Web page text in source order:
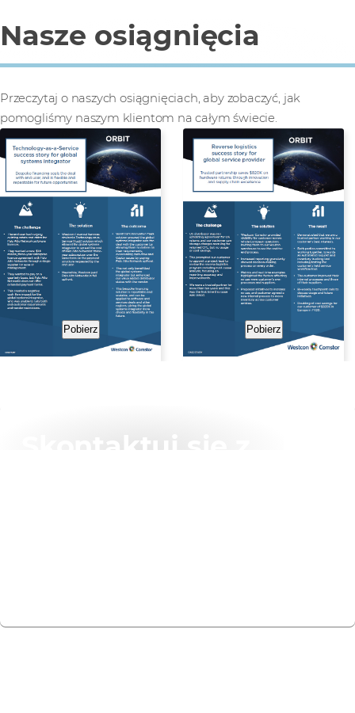
Nasze osiągnięcia
Przeczytaj o naszych osiągnięciach, aby zobaczyć, jak
pomogliśmy naszym klientom na całym świecie.
Pobierz Pobierz
Skontaktuj się z